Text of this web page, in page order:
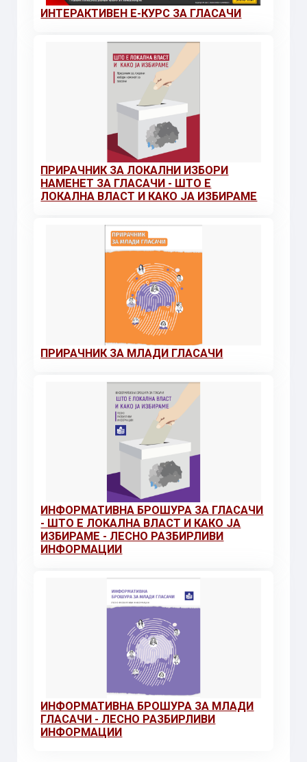
ИНТЕРАКТИВЕН Е-КУРС ЗА ГЛАСАЧИ
ПРИРАЧНИК ЗА ЛОКАЛНИ ИЗБОРИ
НАМЕНЕТ ЗА ГЛАСАЧИ - ШТО Е
ЛОКАЛНА ВЛАСТ И КАКО ЈА ИЗБИРАМЕ
ПРИРАЧНИК ЗА МЛАДИ ГЛАСАЧИ
ИНФОРМАТИВНА БРОШУРА ЗА ГЛАСАЧИ
- ШТО Е ЛОКАЛНА ВЛАСТ И КАКО ЈА
ИЗБИРАМЕ - ЛЕСНО РАЗБИРЛИВИ
ИНФОРМАЦИИ
ИНФОРМАТИВНА БРОШУРА ЗА МЛАДИ
ГЛАСАЧИ - ЛЕСНО РАЗБИРЛИВИ
ИНФОРМАЦИИ